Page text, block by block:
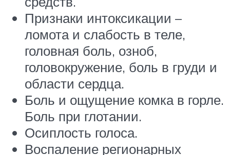
Признаки интоксикации –
ломота и слабость в теле,
головная боль, озноб,
головокружение, боль в груди и
области сердца.
Боль и ощущение комка в горле.
Боль при глотании.
Осиплость голоса.
Воспаление регионарных